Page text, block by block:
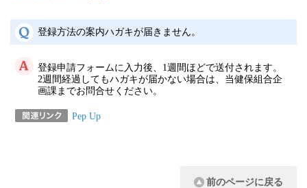
登録方法の案内ハガキが届きません。
登録申請フォームに入力後、1週間ほどで送付されます。
2週間経過してもハガキが届かない場合は、当健保組合企
画課までお問合せください。
Pep Up
前のページに戻る